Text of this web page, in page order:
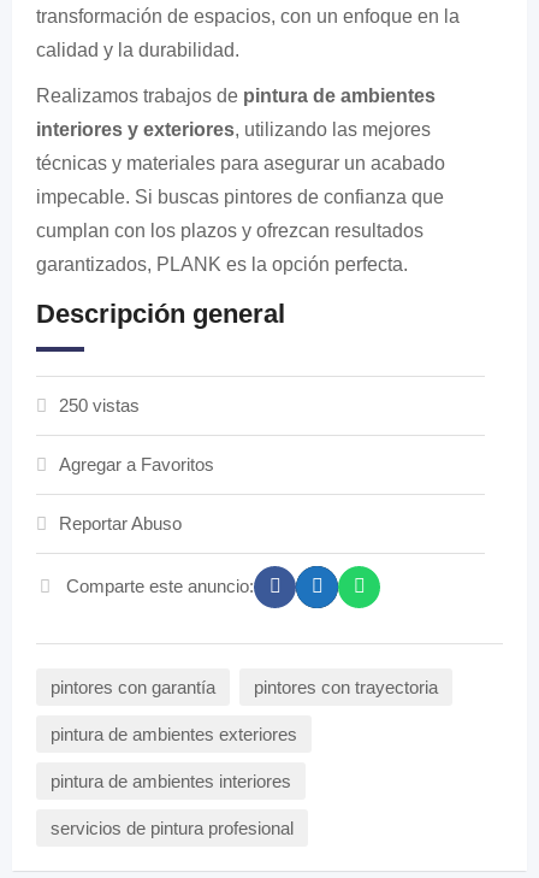
transformación de espacios, con un enfoque en la
calidad y la durabilidad.
Realizamos trabajos de pintura de ambientes
interiores y exteriores, utilizando las mejores
técnicas y materiales para asegurar un acabado
impecable. Si buscas pintores de confianza que
cumplan con los plazos y ofrezcan resultados
garantizados, PLANK es la opción perfecta.
Descripción general
250 vistas
Agregar a Favoritos
Reportar Abuso
Comparte este anuncio:
pintores con garantía pintores con trayectoria
pintura de ambientes exteriores
pintura de ambientes interiores
servicios de pintura profesional